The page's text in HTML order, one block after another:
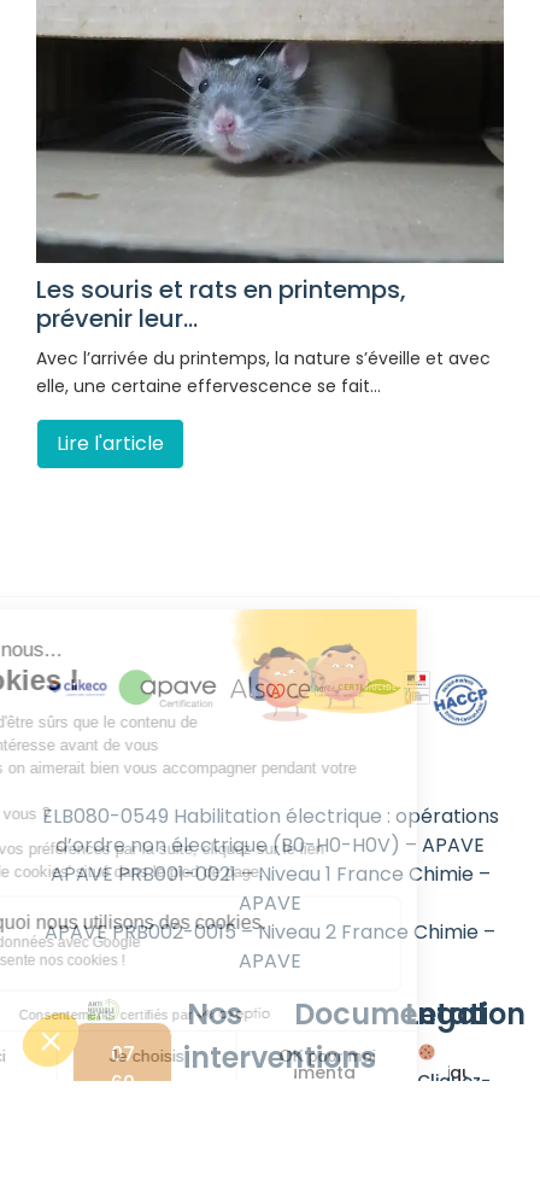
Les souris et rats en printemps,
prévenir leur...
Avec l’arrivée du printemps, la nature s’éveille et avec
elle, une certaine effervescence se fait…
Lire l'article
ELB080-0549 Habilitation électrique : opérations
d’ordre non électrique (B0-H0-H0V) – APAVE
APAVE PRB001-0021 – Niveau 1 France Chimie –
APAVE
APAVE PRB002-0015 – Niveau 2 France Chimie –
APAVE
07
60
Nos
interventions
Documentation
Documentations
Legal
Politique de
Cliquez-